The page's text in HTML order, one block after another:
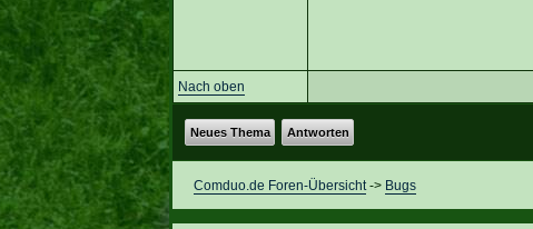
Nach oben
Neues Thema Antworten
Comduo.de Foren-Übersicht-> Bugs